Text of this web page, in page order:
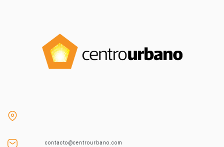
contacto@centrourbano.com